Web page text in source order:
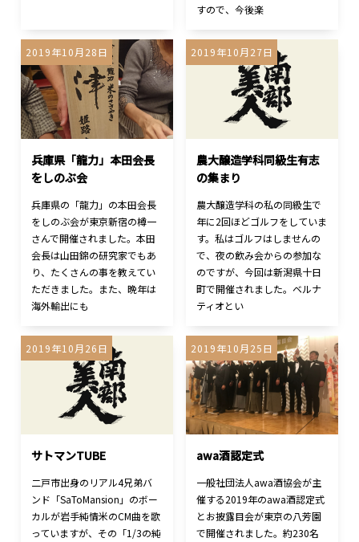
すので、今後楽
2019年10月28日
兵庫県「龍力」本田会長
をしのぶ会
兵庫県の「龍力」の本田会長
をしのぶ会が東京新宿の樽一
さんで開催されました。本田
会長は山田錦の研究家でもあ
り、たくさんの事を教えてい
ただきました。また、晩年は
海外輸出にも
2019年10月27日
農大醸造学科同級生有志
の集まり
農大醸造学科の私の同級生で
年に2回ほどゴルフをしていま
す。私はゴルフはしませんの
で、夜の飲み会からの参加な
のですが、今回は新潟県十日
町で開催されました。ベルナ
ティオとい
2019年10月26日
サトマンTUBE
二戸市出身のリアル4兄弟バ
ンド「SaToMansion」のボー
カルが岩手純情米のCM曲を歌
っていますが、その「1/3の純
2019年10月25日
awa酒認定式
一般社団法人awa酒協会が主
催する2019年のawa酒認定式
とお披露目会が東京の八芳園
で開催されました。約230名